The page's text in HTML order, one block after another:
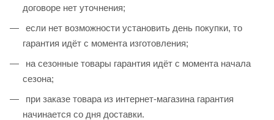
договоре нет уточнения;
если нет возможности установить день покупки, то
гарантия идёт с момента изготовления;
на сезонные товары гарантия идёт с момента начала
сезона;
при заказе товара из интернет-магазина гарантия
начинается со дня доставки.